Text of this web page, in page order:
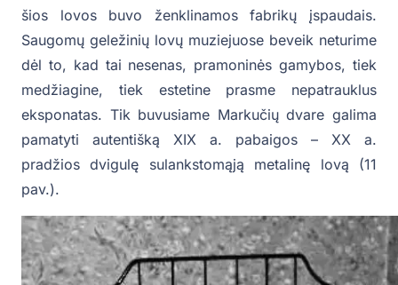
šios lovos buvo ženklinamos fabrikų įspaudais.
Saugomų geležinių lovų muziejuose beveik neturime
dėl to, kad tai nesenas, pramoninės gamybos, tiek
medžiagine, tiek estetine prasme nepatrauklus
eksponatas. Tik buvusiame Markučių dvare galima
pamatyti autentišką XIX a. pabaigos – XX a.
pradžios dvigulę sulankstomąją metalinę lovą (11
pav.).